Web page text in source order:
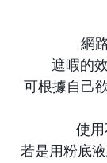
網
遮暇的
可根據自己
使
若是用粉底